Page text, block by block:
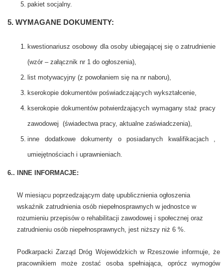
pakiet socjalny.
5. WYMAGANE DOKUMENTY:
kwestionariusz osobowy dla osoby ubiegającej się o zatrudnienie
(wzór – załącznik nr 1 do ogłoszenia),
list motywacyjny (z powołaniem się na nr naboru),
kserokopie dokumentów poświadczających wykształcenie,
kserokopie dokumentów potwierdzających wymagany staż pracy
zawodowej (świadectwa pracy, aktualne zaświadczenia),
inne dodatkowe dokumenty o posiadanych kwalifikacjach ,
umiejętnościach i uprawnieniach.
6.. INNE INFORMACJE:
W miesiącu poprzedzającym datę upublicznienia ogłoszenia
wskaźnik zatrudnienia osób niepełnosprawnych w jednostce w
rozumieniu przepisów o rehabilitacji zawodowej i społecznej oraz
zatrudnieniu osób niepełnosprawnych, jest niższy niż 6 %.
Podkarpacki Zarząd Dróg Wojewódzkich w Rzeszowie informuje, że
pracownikiem może zostać osoba spełniająca, oprócz wymogów